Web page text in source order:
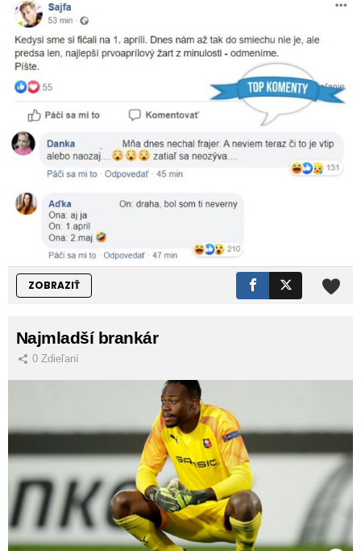
ZOBRAZIŤ
Najmladší brankár
0 Zdieľaní